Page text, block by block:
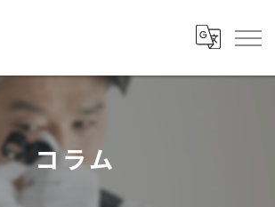
コラム